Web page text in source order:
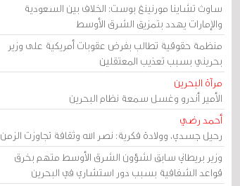
ساوث تشاينا مورنينغ بوست: الخلاف بين السعودية
والإمارات يهدد بتمزيق الشرق الأوسط
منظمة حقوقية تطالب بفرض عقوبات أمريكية على وزير
بحريني بسبب تعذيب المعتقلين
مرآة البحرين
الأمير أندرو وغسل سمعة نظام البحرين
أحمد رضي
رحيل جسدي، وولادة فكرية: نصر الله وثقافة تجاوزت الزمن
وزير بريطاني سابق لشؤون الشرق الأوسط متهم بخرق
قواعد الشفافية بسبب دور استشاري في البحرين